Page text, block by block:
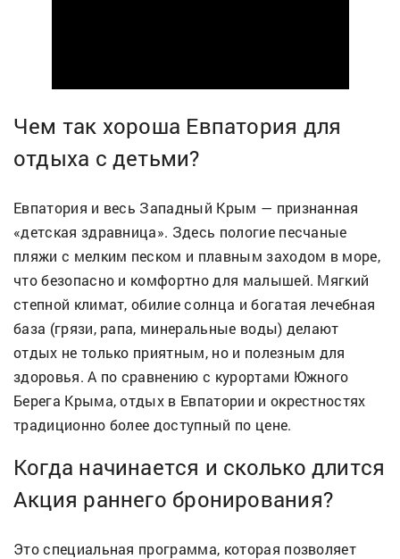
Чем так хороша Евпатория для
отдыха с детьми?
Евпатория и весь Западный Крым — признанная
«детская здравница». Здесь пологие песчаные
пляжи с мелким песком и плавным заходом в море,
что безопасно и комфортно для малышей. Мягкий
степной климат, обилие солнца и богатая лечебная
база (грязи, рапа, минеральные воды) делают
отдых не только приятным, но и полезным для
здоровья. А по сравнению с курортами Южного
Берега Крыма, отдых в Евпатории и окрестностях
традиционно более доступный по цене.
Когда начинается и сколько длится
Акция раннего бронирования?
Это специальная программа, которая позволяет